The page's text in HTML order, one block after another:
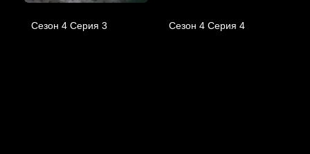
Сезон 4 Серия 3 Сезон 4 Серия 4